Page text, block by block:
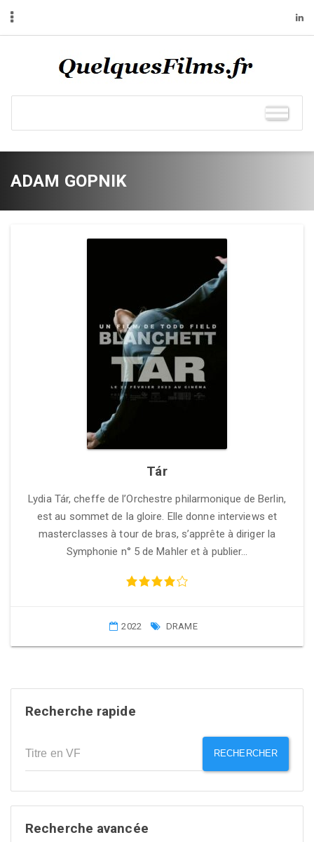
ADAM GOPNIK
Tár
Lydia Tár, cheffe de l’Orchestre philarmonique de Berlin,
est au sommet de la gloire. Elle donne interviews et
masterclasses à tour de bras, s’apprête à diriger la
Symphonie n° 5 de Mahler et à publier…
2022 DRAME
Recherche rapide
RECHERCHER
Recherche avancée